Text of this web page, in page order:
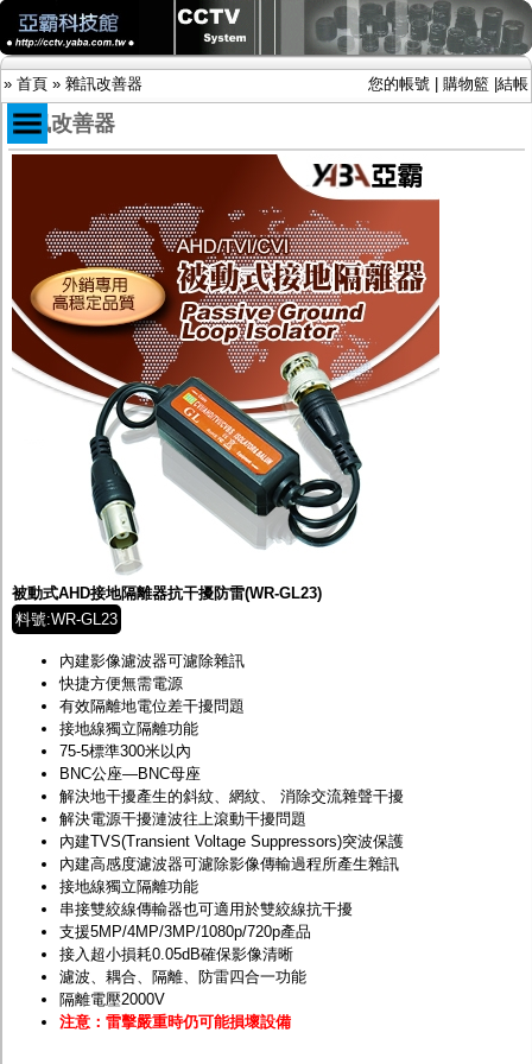
» 首頁 » 雜訊改善器 您的帳號 購物籃 結帳
限時促銷特惠專案
IP網路攝影機及錄放影機
AHD DVR數位錄放影機
AHD半球型(適用屋內)
AHD中小型紅外線攝影機(適用騎樓、室內外)
AHD防護罩型攝影機(適用屋外，紅外線照射
距離遠）
AHD特殊功能型攝影機
旋轉型攝影機.旋轉台
傳統高解析攝影機
投光設備
防護罩及支架
多路攝影機單軸傳輸
監聽器.麥克風
視訊轉換設備
雙絞線傳輸器
雜訊改善器
分配放大器
網路線用水晶頭
網路線
懶人線.同軸線.花線
線頭.插座.延長線.HDMI線
集線盒.防水盒.配線盒
變壓器.避雷器
轉接頭
偽裝嚇阻假監視器. 警示防盜貼紙
行車紀錄器.車用插座配件
電腦工業機殼
客訂商品
雜訊改善器
被動式AHD接地隔離器抗干擾防雷(WR-GL23)
料號:WR-GL23
內建影像濾波器可濾除雜訊
快捷方便無需電源
有效隔離地電位差干擾問題
接地線獨立隔離功能
75-5標準300米以內
BNC公座—BNC母座
解決地干擾產生的斜紋、網紋、 消除交流雜聲干擾
解決電源干擾漣波往上滾動干擾問題
內建TVS(Transient Voltage Suppressors)突波保護
內建高感度濾波器可濾除影像傳輸過程所產生雜訊
接地線獨立隔離功能
串接雙絞線傳輸器也可適用於雙絞線抗干擾
支援5MP/4MP/3MP/1080p/720p產品
接入超小損耗0.05dB確保影像清晰
濾波、耦合、隔離、防雷四合一功能
隔離電壓2000V
注意：雷擊嚴重時仍可能損壞設備